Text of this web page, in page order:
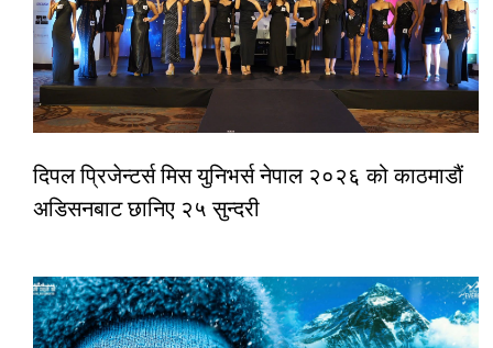
दिपल प्रिजेन्टर्स मिस युनिभर्स नेपाल २०२६ को काठमाडौं
अडिसनबाट छानिए २५ सुन्दरी